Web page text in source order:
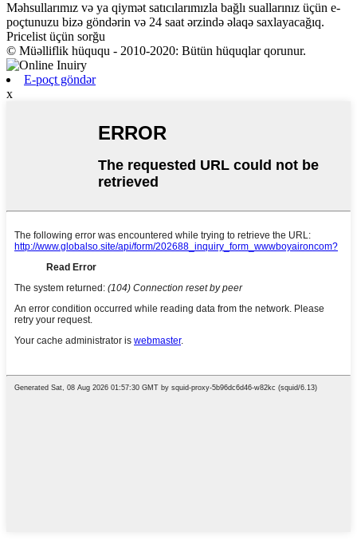
Məhsullarımız və ya qiymət satıcılarımızla bağlı suallarınız üçün e-
poçtunuzu bizə göndərin və 24 saat ərzində əlaqə saxlayacağıq.
Pricelist üçün sorğu
© Müəlliflik hüququ - 2010-2020: Bütün hüquqlar qorunur.
E-poçt göndər
x